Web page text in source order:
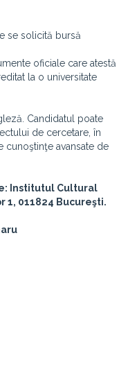
se solicită bursă
oficiale care atestă
la o universitate
Candidatul poate
de cercetare, în
cunoştinţe avansate de
Institutul Cultural
1, 011824 Bucureşti.